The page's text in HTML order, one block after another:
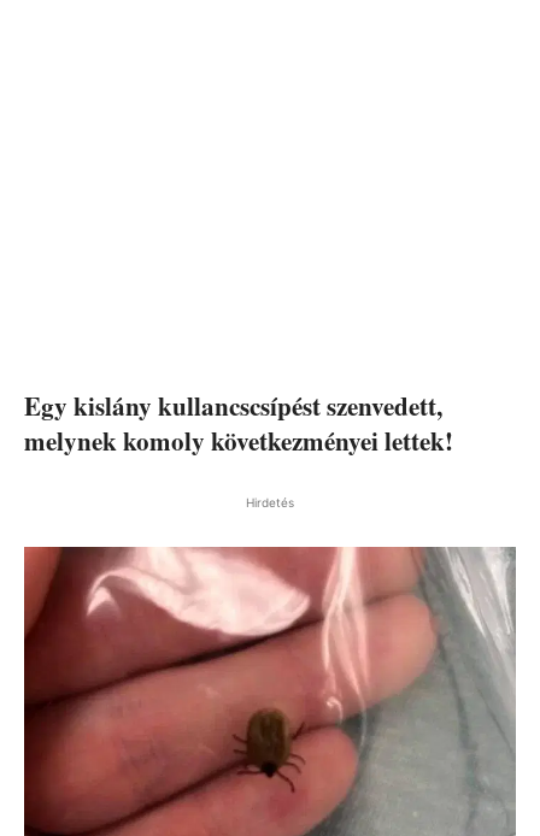
Egy kislány kullancscsípést szenvedett,
melynek komoly következményei lettek!
Hirdetés